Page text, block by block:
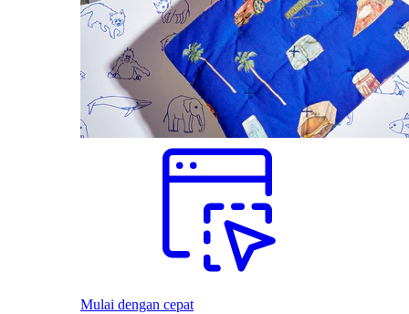
Mulai dengan cepat